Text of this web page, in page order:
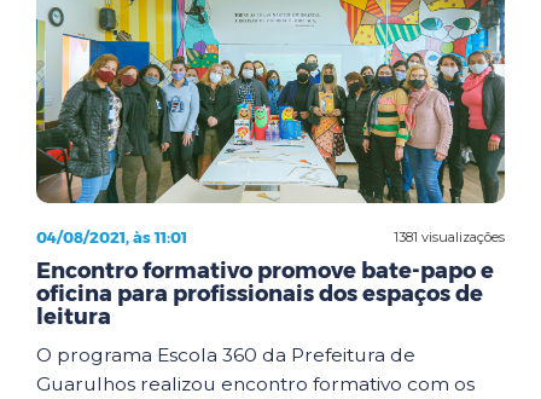
1381 visualizações
04/08/2021, às 11:01
Encontro formativo promove bate-papo e
oficina para profissionais dos espaços de
leitura
O programa Escola 360 da Prefeitura de
Guarulhos realizou encontro formativo com os